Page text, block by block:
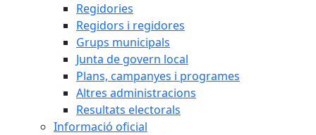
Regidories
Regidors i regidores
Grups municipals
Junta de govern local
Plans, campanyes i programes
Altres administracions
Resultats electorals
Informació oficial